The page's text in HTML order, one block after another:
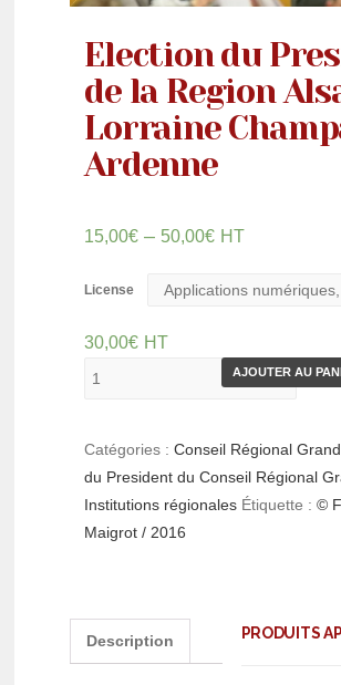
Election du
de la Region
Lorraine
Ardenne
15,00€ – 50,00€ HT
License
30,00€ HT
AJOUTER AU
Catégories :Conseil Régional
du President du Conseil Régional
Institutions régionales Étiquette :©
Maigrot / 2016
Description PRODUITS